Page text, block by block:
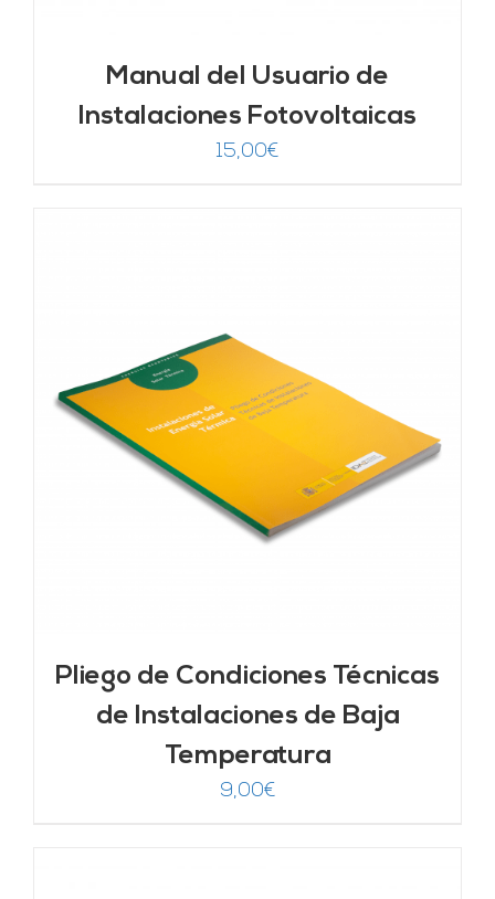
Manual del Usuario de
Instalaciones Fotovoltaicas
15,00€
Pliego de Condiciones Técnicas
de Instalaciones de Baja
Temperatura
9,00€